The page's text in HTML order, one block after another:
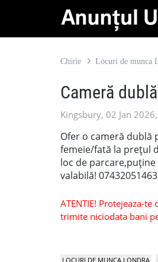
Chirie Locuri de munca
Cameră
Kingsbury, 02 Jan
Ofer o cameră dublă
femeie/fată la prețul
loc de parcare,puține
valabilă!
ATENTIE! Protejeaza-
trimite niciodata bani
LOCURI DE MUNCA LONDRA